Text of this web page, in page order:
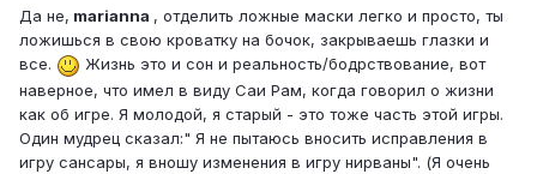
Да не, marianna , отделить ложные маски легко и просто, ты
ложишься в свою кроватку на бочок, закрываешь глазки и
все.
Жизнь это и сон и реальность/бодрствование, вот
наверное, что имел в виду Саи Рам, когда говорил о жизни
как об игре. Я молодой, я старый - это тоже часть этой игры.
Один мудрец сказал:" Я не пытаюсь вносить исправления в
игру сансары, я вношу изменения в игру нирваны". (Я очень